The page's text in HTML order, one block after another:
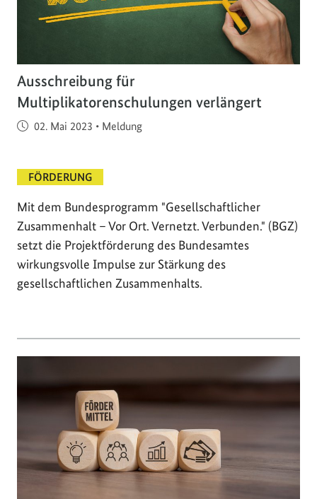
Ausschreibung für
Multiplikatorenschulungen verlängert
Veröffentlicht am
02. Mai 2023 • Meldung
FÖRDERUNG
Mit dem Bundesprogramm "Gesellschaftlicher
Zusammenhalt – Vor Ort. Vernetzt. Verbunden." (BGZ)
setzt die Projektförderung des Bundesamtes
wirkungsvolle Impulse zur Stärkung des
gesellschaftlichen Zusammenhalts.